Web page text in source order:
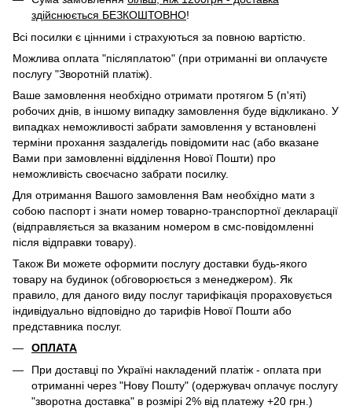
здійснюється БЕЗКОШТОВНО!
Всі посилки є цінними і страхуються за повною вартістю.
Можлива оплата "післяплатою" (при отриманні ви оплачуєте
послугу "Зворотній платіж).
Ваше замовлення необхідно отримати протягом 5 (п'яті)
робочих днів, в іншому випадку замовлення буде відкликано. У
випадках неможливості забрати замовлення у встановлені
терміни прохання заздалегідь повідомити нас (або вказане
Вами при замовленні відділення Нової Пошти) про
неможливість своєчасно забрати посилку.
Для отримання Вашого замовлення Вам необхідно мати з
собою паспорт і знати номер товарно-транспортної декларації
(відправляється за вказаним номером в смс-повідомленні
після відправки товару).
Також Ви можете оформити послугу доставки будь-якого
товару на будинок (обговорюється з менеджером). Як
правило, для даного виду послуг тарифікація прораховується
індивідуально відповідно до тарифів Нової Пошти або
представника послуг.
ОПЛАТА
При доставці по Україні накладений платіж - оплата при
отриманні через "Нову Пошту" (одержувач оплачує послугу
"зворотна доставка" в розмірі 2% від платежу +20 грн.)